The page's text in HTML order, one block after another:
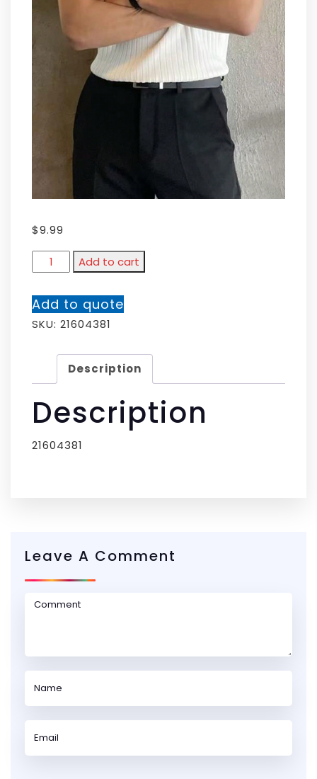
$9.99
Add to cart
Add to quote
SKU: 21604381
Description
Description
21604381
Leave A Comment